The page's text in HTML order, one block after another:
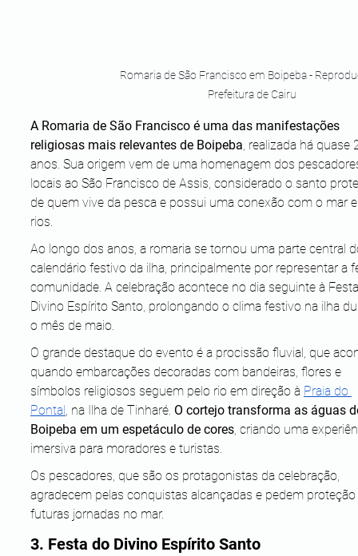
Romaria de São Francisco em Boipeba -
Prefeitura de Cairu
A Romaria de São Francisco é uma das manifestações
religiosas mais relevantes de Boipeba , realizada há quase
anos. Sua origem vem de uma homenagem dos
locais ao São Francisco de Assis, considerado o santo
de quem vive da pesca e possui uma conexão com o mar
rios.
Ao longo dos anos, a romaria se tornou uma parte central
calendário festivo da ilha, principalmente por representar a
comunidade. A celebração acontece no dia seguinte à
Divino Espírito Santo, prolongando o clima festivo na ilha
o mês de maio.
O grande destaque do evento é a procissão fluvial, que
quando embarcações decoradas com bandeiras, flores e
símbolos religiosos seguem pelo rio em direção à Praia do
Pontal , na Ilha de Tinharé. O cortejo transforma as águas
Boipeba em um espetáculo de cores , criando uma
imersiva para moradores e turistas.
Os pescadores, que são os protagonistas da celebração,
agradecem pelas conquistas alcançadas e pedem
futuras jornadas no mar.
3. Festa do Divino Espírito Santo